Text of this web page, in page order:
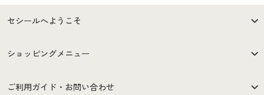
セシールへようこそ
はじめての方へ
セシールご利用規約
ショッピングメニュー
商品カテゴリ
ご利用ガイド・お問い合わせ